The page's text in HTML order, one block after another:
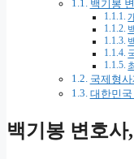
백기봉
국제형
대한민
백기봉 변호